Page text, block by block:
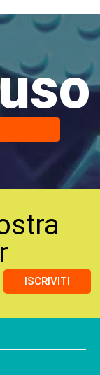
ISCRIVITI